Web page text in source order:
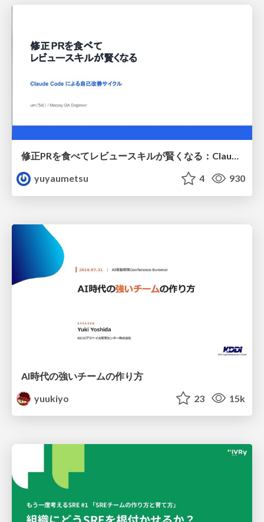
修正PRを食べてレビュースキルが賢くなる：Claude Codeによる自己改善サイクル
yuyaumetsu
4 930
AI時代の強いチームの作り方
yuukiyo
23 15k